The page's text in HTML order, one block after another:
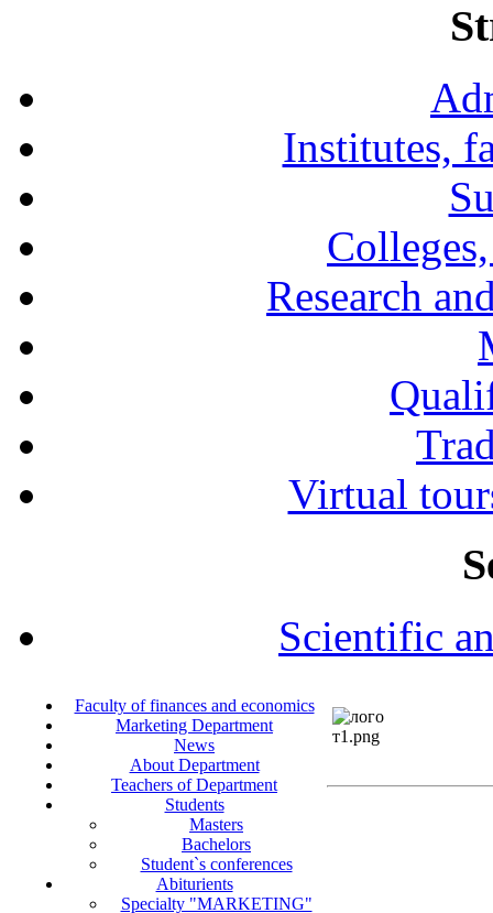
Institutes,
Research
Virtual
Scientific
Faculty of finances and economics
Marketing Department
News
About Department
Teachers of Department
Students
Masters
Bachelors
Student`s conferences
Abiturients
Specialty "MARKETING"